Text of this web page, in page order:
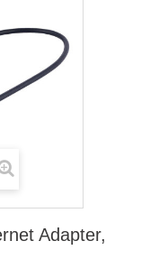
Adapter,